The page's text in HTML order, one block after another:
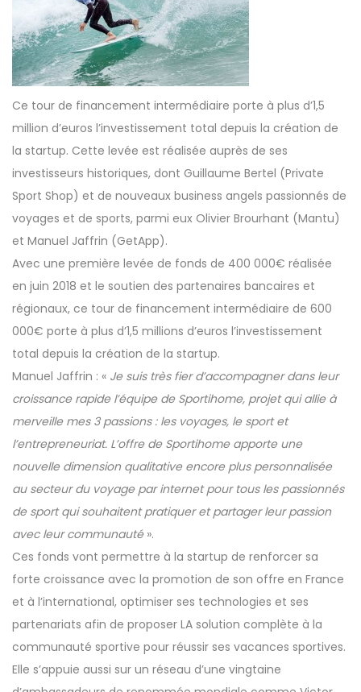
Ce tour de financement intermédiaire porte à plus d’1,5
million d’euros l’investissement total depuis la création de
la startup. Cette levée est réalisée auprès de ses
investisseurs historiques, dont Guillaume Bertel (Private
Sport Shop) et de nouveaux business angels passionnés de
voyages et de sports, parmi eux Olivier Brourhant (Mantu)
et Manuel Jaffrin (GetApp).
Avec une première levée de fonds de 400 000€ réalisée
en juin 2018 et le soutien des partenaires bancaires et
régionaux, ce tour de financement intermédiaire de 600
000€ porte à plus d’1,5 millions d’euros l’investissement
total depuis la création de la startup.
Manuel Jaffrin : « Je suis très fier d’accompagner dans leur
croissance rapide l’équipe de Sportihome, projet qui allie à
merveille mes 3 passions : les voyages, le sport et
l’entrepreneuriat. L’offre de Sportihome apporte une
nouvelle dimension qualitative encore plus personnalisée
au secteur du voyage par internet pour tous les passionnés
de sport qui souhaitent pratiquer et partager leur passion
avec leur communauté».
Ces fonds vont permettre à la startup de renforcer sa
forte croissance avec la promotion de son offre en France
et à l’international, optimiser ses technologies et ses
partenariats afin de proposer LA solution complète à la
communauté sportive pour réussir ses vacances sportives.
Elle s’appuie aussi sur un réseau d’une vingtaine